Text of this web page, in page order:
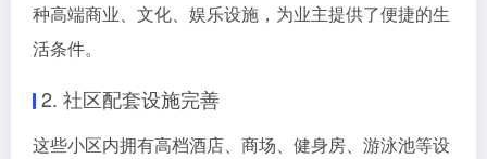
种高端商业、文化、娱乐设施，为业主提供了便捷的生
活条件。
2. 社区配套设施完善
这些小区内拥有高档酒店、商场、健身房、游泳池等设